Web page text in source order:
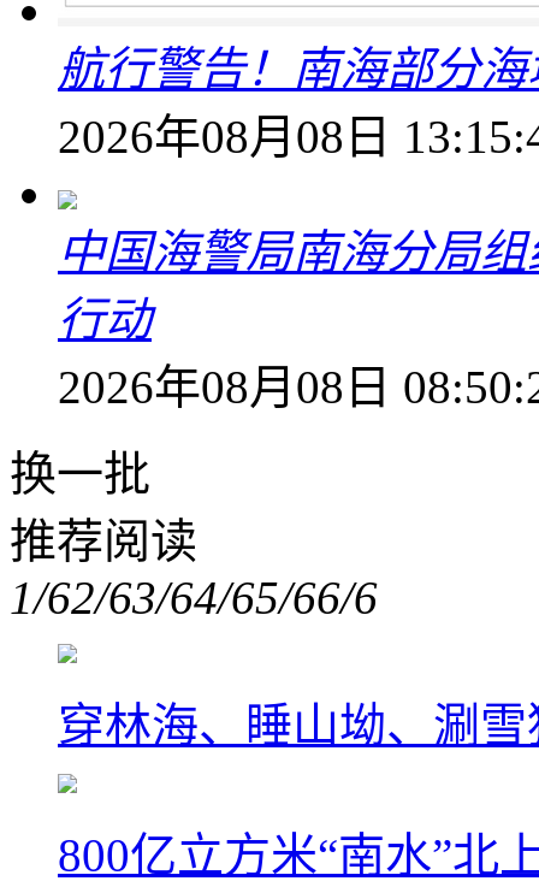
航行警告！南海部分
2026年08月08日
中国海警局南海分局
行动
2026年08月08日
换一批
推荐阅读
1/62/63/64/65/66/6
穿林海、睡山坳、涮
800亿立方米“南水”北